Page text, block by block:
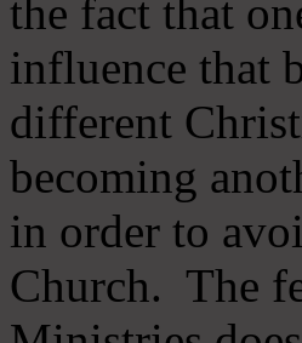
the fact that
influence that
different
becoming
in order to
Church. The